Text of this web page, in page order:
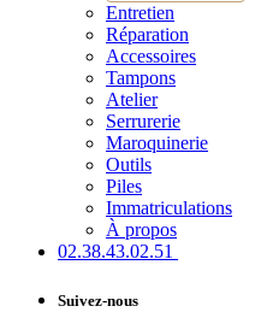
Entretien
Réparation
Accessoires
Tampons
Atelier
Serrurerie
Maroquinerie
Outils
Piles
Immatriculations
À propos
02.38.43​.02.51
Suivez-nous